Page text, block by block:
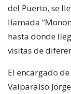
del Puerto, se
llamada
hasta donde
visitas de
El encargado
Valparaíso